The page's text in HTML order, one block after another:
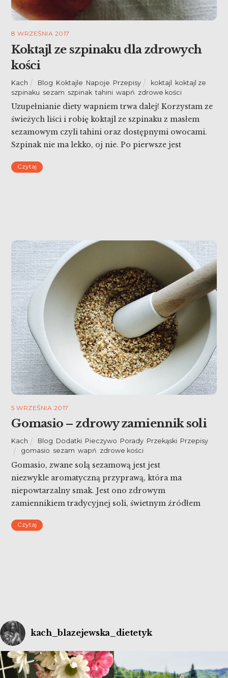
8 WRZEŚNIA 2017
Koktajl ze szpinaku dla zdrowych
kości
Kach Blog Koktajle Napoje Przepisy koktajl
koktajl ze
szpinaku sezam szpinak ,tahini ,wapń zdrowe kości
Uzupełnianie diety wapniem trwa dalej! Korzystam ze
świeżych liści i robię koktajl ze szpinaku z masłem
sezamowym czyli tahini oraz dostępnymi owocami.
Szpinak nie ma lekko, oj nie. Po pierwsze jest
Ness. Nikt na własne oczy go nie widział, ale wszyscy
Czytaj
5 WRZEŚNIA 2017
Gomasio – zdrowy zamiennik soli
Kach Blog Dodatki Pieczywo Porady Przekąski Przepisy
gomasio sezam ,wapń zdrowe kości
Gomasio, zwane solą sezamową jest jest
niezwykle aromatyczną przyprawą, która ma
niepowtarzalny smak. Jest ono zdrowym
zamiennikiem tradycyjnej soli, świetnym źródłem
dań.
Czytaj
kach_blazejewska_dietetyk